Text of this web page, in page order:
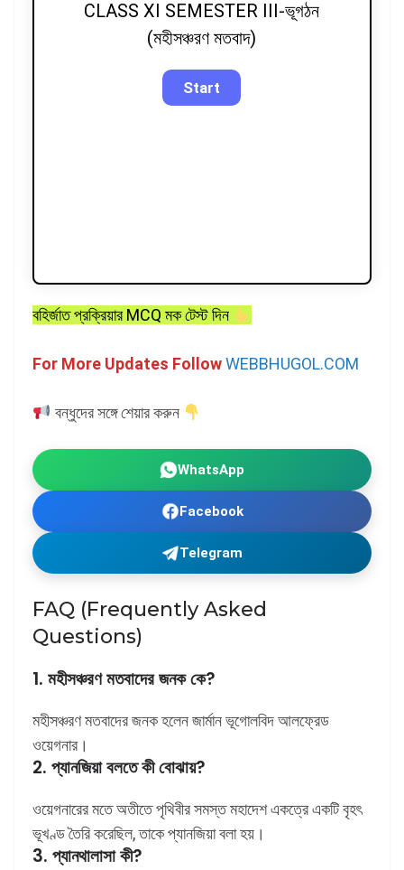
CLASS XI SEMESTER III-ভূগঠন
(মহীসঞ্চরণ মতবাদ)
বহির্জাত প্রক্রিয়ার MCQ মক টেস্ট দিন
For More Updates FollowWEBBHUGOL.COM
বন্ধুদের সঙ্গে শেয়ার করুন
WhatsApp
Facebook
Telegram
FAQ (Frequently Asked
Questions)
1. মহীসঞ্চরণ মতবাদের জনক কে?
মহীসঞ্চরণ মতবাদের জনক হলেন জার্মান ভূগোলবিদ আলফ্রেড
ওয়েগনার।
2. প্যানজিয়া বলতে কী বোঝায়?
ওয়েগনারের মতে অতীতে পৃথিবীর সমস্ত মহাদেশ একত্রে একটি বৃহৎ
ভূখণ্ড তৈরি করেছিল, তাকে প্যানজিয়া বলা হয়।
3. প্যানথালাসা কী?